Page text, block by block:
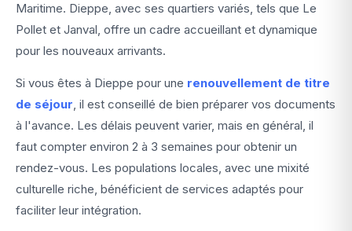
Maritime. Dieppe, avec ses quartiers variés, tels que Le
Pollet et Janval, offre un cadre accueillant et dynamique
pour les nouveaux arrivants.
Si vous êtes à Dieppe pour une renouvellement de titre
de séjour, il est conseillé de bien préparer vos documents
à l'avance. Les délais peuvent varier, mais en général, il
faut compter environ 2 à 3 semaines pour obtenir un
rendez-vous. Les populations locales, avec une mixité
culturelle riche, bénéficient de services adaptés pour
faciliter leur intégration.